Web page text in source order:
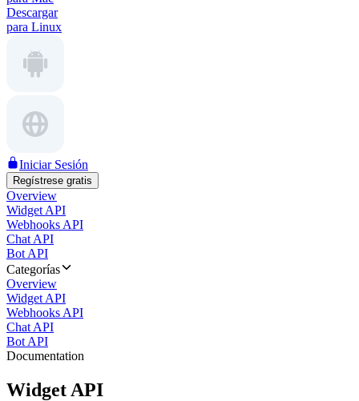
Descargar
para Linux
Iniciar Sesión
Regístrese gratis
Overview
Widget API
Webhooks API
Chat API
Bot API
Categorías
Overview
Widget API
Webhooks API
Chat API
Bot API
Documentation
Widget API